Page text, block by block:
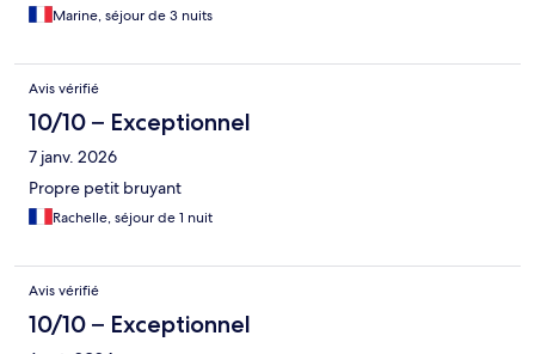
du quotidien de la vie nocturne. Il n’y avait pas d’équipement
(pas d’armoire une simple barre avec 4 cintres, une serviette par
Les commerces sont à proximité ce qui est positif ainsi que le
métro.
Marine, séjour de 3 nuits
Avis vérifié
10/10 – Exceptionnel
7 janv. 2026
Propre petit bruyant
Rachelle, séjour de 1 nuit
Avis vérifié
10/10 – Exceptionnel